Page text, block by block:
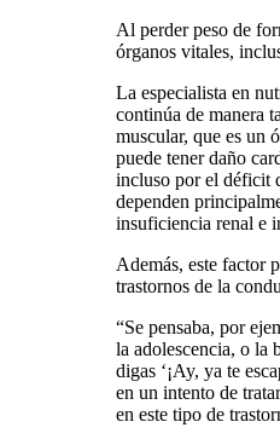
Al perder peso de
órganos vitales,
La especialista en
continúa de manera
muscular, que es un
puede tener daño
incluso por el déficit
dependen
insuficiencia renal e
Además, este factor
trastornos de la
“Se pensaba, por
la adolescencia, o la
digas ‘¡Ay, ya te
en un intento de
en este tipo de